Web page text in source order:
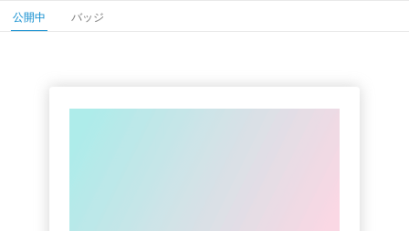
公開中 バッジ